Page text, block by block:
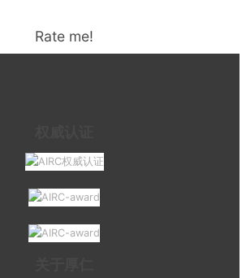
Rate me!